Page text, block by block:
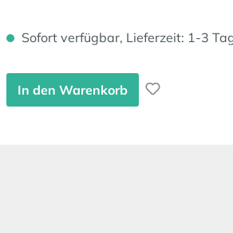
Sofort verfügbar, Lieferzeit: 1-3
In den Warenkorb